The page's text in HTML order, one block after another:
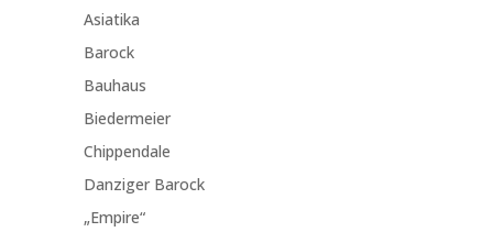
Asiatika
Barock
Bauhaus
Biedermeier
Chippendale
Danziger Barock
„Empire“